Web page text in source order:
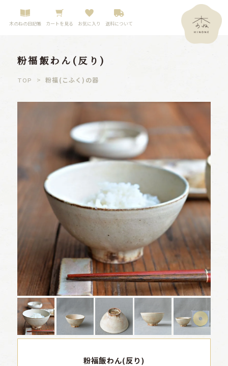
木のねの日記帳 カートを見る お気に入り 送料について
粉福飯わん(反り)
TOP >粉福(こふく)の器
粉福飯わん(反り)